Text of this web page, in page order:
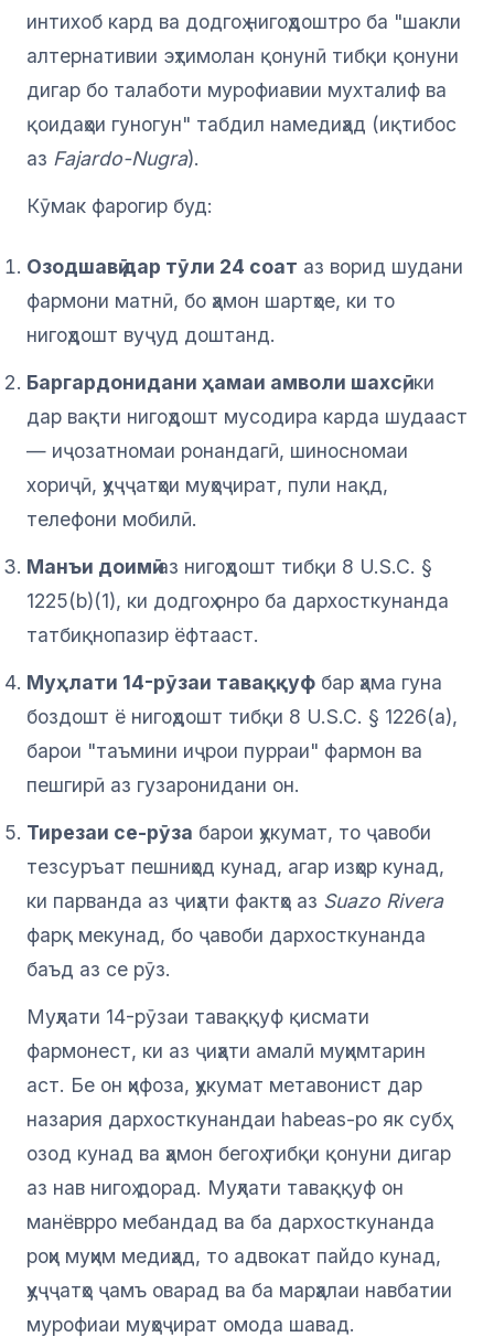
интихоб кард ва додгоҳ нигоҳдоштро ба "шакли
алтернативии эҳтимолан қонунӣ тибқи қонуни
дигар бо талаботи мурофиавии мухталиф ва
қоидаҳои гуногун" табдил намедиҳад (иқтибос
аз Fajardo-Nugra).
Кӯмак фарогир буд:
Озодшавӣ дар тӯли 24 соат аз ворид шудани
фармони матнӣ, бо ҳамон шартҳое, ки то
нигоҳдошт вуҷуд доштанд.
Баргардонидани ҳамаи амволи шахсӣ, ки
дар вақти нигоҳдошт мусодира карда шудааст
— иҷозатномаи ронандагӣ, шиносномаи
хориҷӣ, ҳуҷҷатҳои муҳоҷират, пули нақд,
телефони мобилӣ.
Манъи доимӣаз нигоҳдошт тибқи 8 U.S.C. §
1225(b)(1), ки додгоҳ онро ба дархосткунанда
татбиқнопазир ёфтааст.
Муҳлати 14-рӯзаи таваққуф бар ҳама гуна
боздошт ё нигоҳдошт тибқи 8 U.S.C. § 1226(a),
барои "таъмини иҷрои пурраи" фармон ва
пешгирӣ аз гузаронидани он.
Тирезаи се-рӯза барои ҳукумат, то ҷавоби
тезсуръат пешниҳод кунад, агар изҳор кунад,
ки парванда аз ҷиҳати фактҳо аз Suazo Rivera
фарқ мекунад, бо ҷавоби дархосткунанда
баъд аз се рӯз.
Муҳлати 14-рӯзаи таваққуф қисмати
фармонест, ки аз ҷиҳати амалӣ муҳимтарин
аст. Бе он ҳифоза, ҳукумат метавонист дар
назария дархосткунандаи habeas-ро як субҳ
озод кунад ва ҳамон бегоҳ тибқи қонуни дигар
аз нав нигоҳ дорад. Муҳлати таваққуф он
манёврро мебандад ва ба дархосткунанда
роҳи муҳим медиҳад, то адвокат пайдо кунад,
ҳуҷҷатҳо ҷамъ оварад ва ба марҳалаи навбатии
мурофиаи муҳоҷират омода шавад.